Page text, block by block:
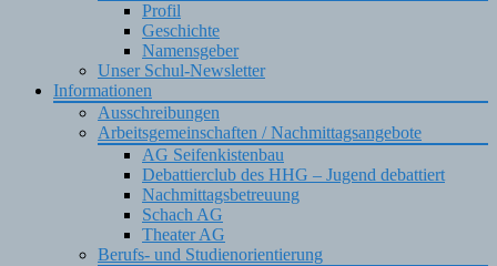
Profil
Geschichte
Namensgeber
Unser Schul-Newsletter
Informationen
Ausschreibungen
Arbeitsgemeinschaften / Nachmittagsangebote
AG Seifenkistenbau
Debattierclub des HHG – Jugend debattiert
Nachmittagsbetreuung
Schach AG
Theater AG
Berufs- und Studienorientierung